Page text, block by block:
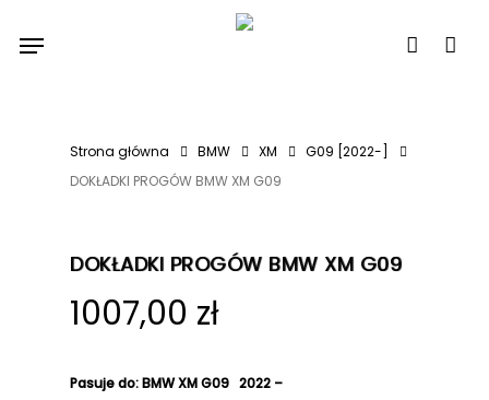
main
account
Menu
Strona główna BMW XM
G09 [2022-]
DOKŁADKI PROGÓW BMW XM G09
DOKŁADKI PROGÓW BMW XM G09
1007,00 zł
Pasuje do:BMW XM G09 2022 –